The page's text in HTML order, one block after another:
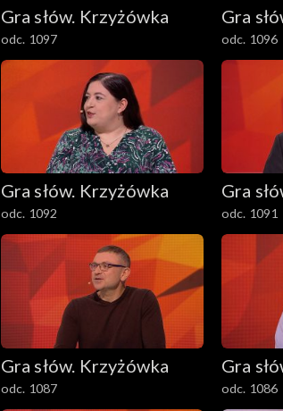
Gra słów. Krzyżówka
odc. 1097
Gra
odc. 1096
Gra słów. Krzyżówka
odc. 1092
Gra
odc. 1091
Gra słów. Krzyżówka
odc. 1087
Gra
odc. 1086